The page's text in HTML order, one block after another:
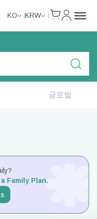
KO KRW
글로벌
Family Plan.